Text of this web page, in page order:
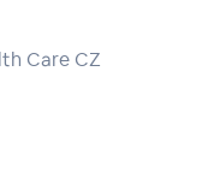
Care CZ